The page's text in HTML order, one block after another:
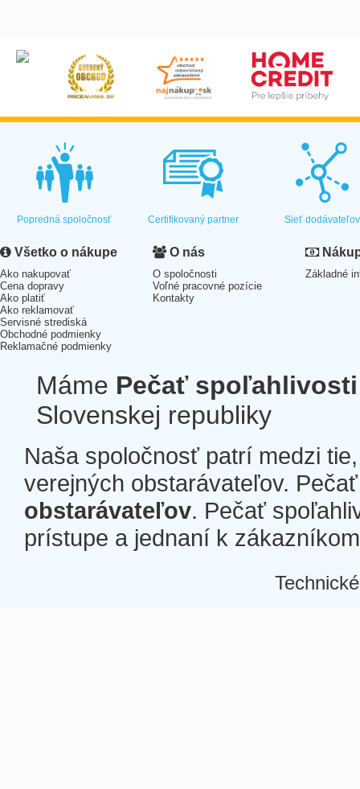
Popredná spoločnosť Certifikovaný partner Sieť dodávateľov
Všetko o nákupe
Ako nakupovať
Cena dopravy
Ako platiť
Ako reklamovať
Servisné strediská
Obchodné podmienky
Reklamačné podmienky
O nás
O spoločnosti
Voľné pracovné pozície
Kontakty
Základné
Máme Pečať spoľahlivosti
Slovenskej republiky
Naša spoločnosť patrí medzi
verejných obstarávateľov.
obstarávateľov. Pečať
prístupe a jednaní k